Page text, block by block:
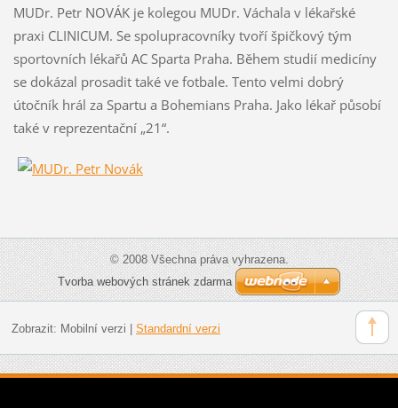
MUDr. Petr NOVÁK je kolegou MUDr. Váchala v lékařské
praxi CLINICUM. Se spolupracovníky tvoří špičkový tým
sportovních lékařů AC Sparta Praha. Během studií medicíny
se dokázal prosadit také ve fotbale. Tento velmi dobrý
útočník hrál za Spartu a Bohemians Praha. Jako lékař působí
také v reprezentační „21“.
© 2008 Všechna práva vyhrazena.
Tvorba webových stránek zdarma
Zobrazit: Mobilní verzi Standardní verzi